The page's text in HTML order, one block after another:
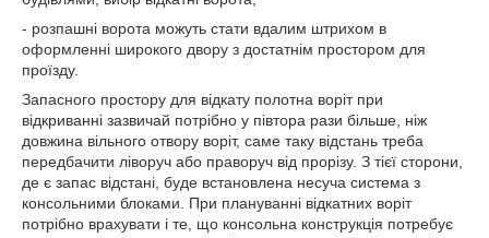
- розпашні ворота можуть стати вдалим штрихом в
оформленні широкого двору з достатнім простором для
проїзду.
Запасного простору для відкату полотна воріт при
відкриванні зазвичай потрібно у півтора рази більше, ніж
довжина вільного отвору воріт, саме таку відстань треба
передбачити ліворуч або праворуч від прорізу. З тієї сторони,
де є запас відстані, буде встановлена несуча система з
консольними блоками. При плануванні відкатних воріт
потрібно врахувати і те, що консольна конструкція потребує